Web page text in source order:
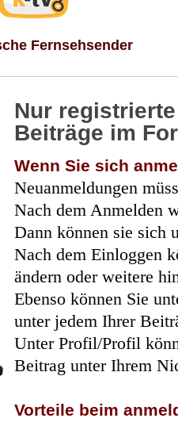
Fernsehsender
Nur
Beiträge im
Wenn Sie sich
Neuanmeldungen
Nach dem Anmelden
Dann können sie sich
Nach dem Einloggen
ändern oder weitere
Ebenso können Sie
unter jedem Ihrer
Unter Profil/Profil
Beitrag unter Ihrem
Vorteile beim